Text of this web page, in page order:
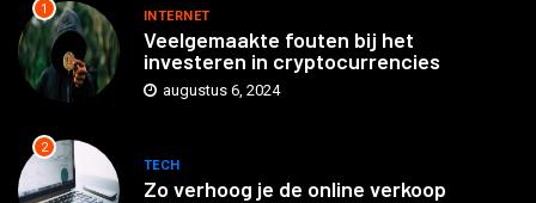
1 INTERNET
Veelgemaakte fouten bij het
investeren in cryptocurrencies
augustus 6, 2024
2
TECH
Zo verhoog je de online verkoop